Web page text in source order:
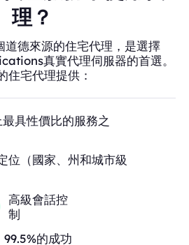
理？
道德來源的住宅代理，是選擇
真實代理伺服器的首選。
住宅代理提供：
具性價比的服務之
位（國家、州和城市級
高級會話控
制
99.5%的成功